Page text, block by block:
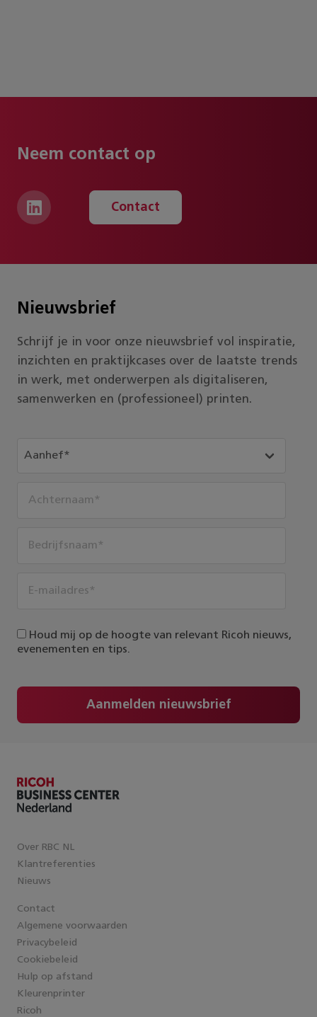
Neem contact op
Contact
Nieuwsbrief
Schrijf je in voor onze nieuwsbrief vol inspiratie,
inzichten en praktijkcases over de laatste trends
in werk, met onderwerpen als digitaliseren,
samenwerken en (professioneel) printen.
Houd mij op de hoogte van relevant Ricoh nieuws,
evenementen en tips.
Aanmelden nieuwsbrief
Over RBC NL
Klantreferenties
Nieuws
Contact
Algemene voorwaarden
Privacybeleid
Cookiebeleid
Hulp op afstand
Kleurenprinter
Ricoh